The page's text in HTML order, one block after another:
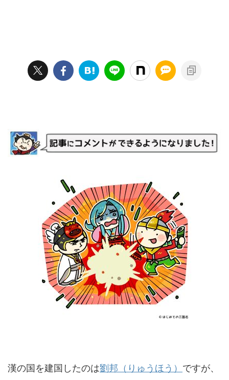
漢の国を建国したのは劉邦（りゅうほう） ですが、